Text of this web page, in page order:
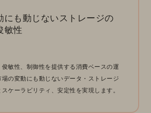
にも動じないストレージの
敏性
敏性、制御性を提供する消費ベースの運
の変動にも動じないデータ・ストレージ
ケーラビリティ、安定性を実現します。